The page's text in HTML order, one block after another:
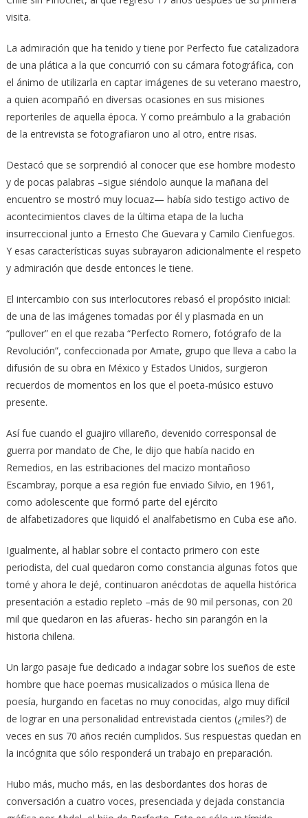
visita.
La admiración que ha tenido y tiene por Perfecto fue catalizadora
de una plática a la que concurrió con su cámara fotográfica, con
el ánimo de utilizarla en captar imágenes de su veterano maestro,
a quien acompañó en diversas ocasiones en sus misiones
reporteriles de aquella época. Y como preámbulo a la grabación
de la entrevista se fotografiaron uno al otro, entre risas.
Destacó que se sorprendió al conocer que ese hombre modesto
y de pocas palabras –sigue siéndolo aunque la mañana del
encuentro se mostró muy locuaz— había sido testigo activo de
acontecimientos claves de la última etapa de la lucha
insurreccional junto a Ernesto Che Guevara y Camilo Cienfuegos.
Y esas características suyas subrayaron adicionalmente el respeto
y admiración que desde entonces le tiene.
El intercambio con sus interlocutores rebasó el propósito inicial:
de una de las imágenes tomadas por él y plasmada en un
“pullover” en el que rezaba “Perfecto Romero, fotógrafo de la
Revolución”, confeccionada por Amate, grupo que lleva a cabo la
difusión de su obra en México y Estados Unidos, surgieron
recuerdos de momentos en los que el poeta-músico estuvo
presente.
Así fue cuando el guajiro villareño, devenido corresponsal de
guerra por mandato de Che, le dijo que había nacido en
Remedios, en las estribaciones del macizo montañoso
Escambray, porque a esa región fue enviado Silvio, en 1961,
como adolescente que formó parte del ejército
de alfabetizadores que liquidó el analfabetismo en Cuba ese año.
Igualmente, al hablar sobre el contacto primero con este
periodista, del cual quedaron como constancia algunas fotos que
tomé y ahora le dejé, continuaron anécdotas de aquella histórica
presentación a estadio repleto –más de 90 mil personas, con 20
mil que quedaron en las afueras- hecho sin parangón en la
historia chilena.
Un largo pasaje fue dedicado a indagar sobre los sueños de este
hombre que hace poemas musicalizados o música llena de
poesía, hurgando en facetas no muy conocidas, algo muy difícil
de lograr en una personalidad entrevistada cientos (¿miles?) de
veces en sus 70 años recién cumplidos. Sus respuestas quedan en
la incógnita que sólo responderá un trabajo en preparación.
Hubo más, mucho más, en las desbordantes dos horas de
conversación a cuatro voces, presenciada y dejada constancia